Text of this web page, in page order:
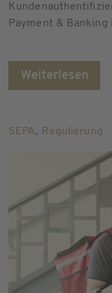
Payment &
Weiterlesen
SEPA, Regulierung